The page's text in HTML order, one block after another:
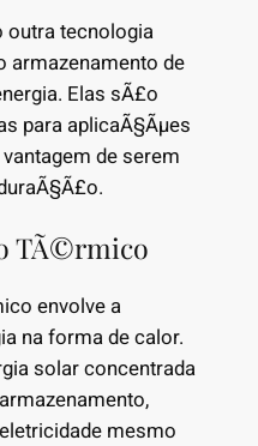
outra tecnologia
armazenamento de
Elas sÃ£o
para aplicaÃ§Ãµes
de serem
TÃ©rmico
envolve a
na forma de calor.
solar concentrada
mesmo